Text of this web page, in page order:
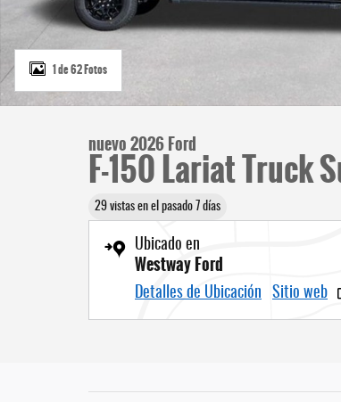
1 de 62 Fotos
nuevo 2026 Ford
F-150 Lariat Truck
29 vistas en el pasado 7 días
Ubicado en
Westway Ford
Detalles de Ubicación Sitio web